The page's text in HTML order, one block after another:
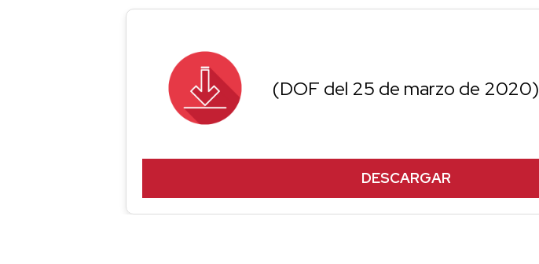
(DOF del 25 de marzo de 2020)
DESCARGAR